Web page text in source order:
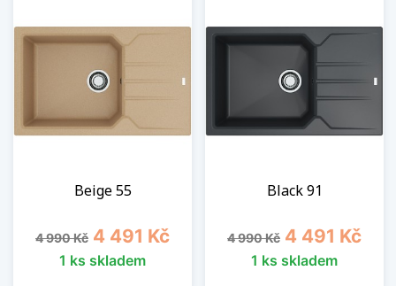
Beige 55
Běžná cena
4 990 Kč Cena
4 491 Kč
1 ks skladem
Black 91
Běžná cena
4 990 Kč Cena
4 491 Kč
1 ks skladem